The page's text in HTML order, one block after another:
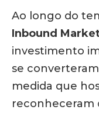
Ao longo do
Inbound
investimento
se
medida que
reconheceram